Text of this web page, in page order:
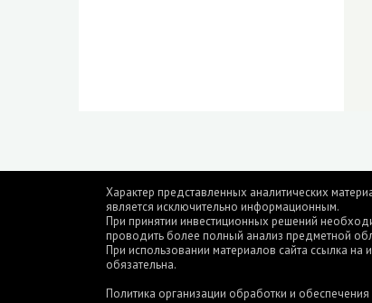
Характер представленных аналитических
является исключительно информационным.
При принятии инвестиционных решений
проводить более полный анализ предметной
При использовании материалов сайта ссылка на
обязательна.
Политика организации обработки и обеспечения